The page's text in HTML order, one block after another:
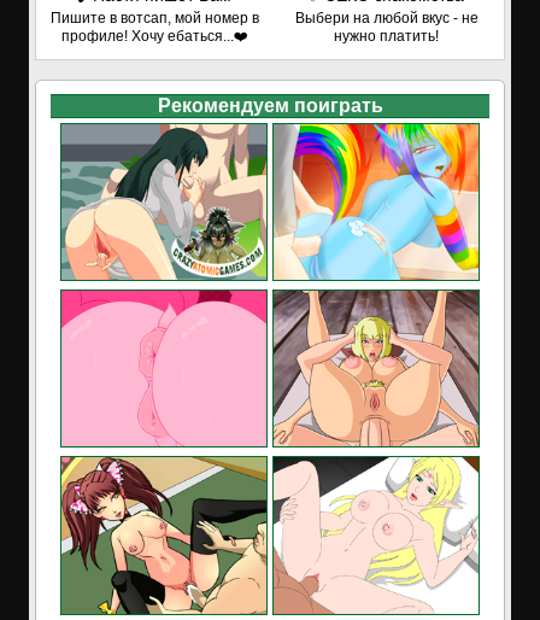
Пишите в вотсап, мой номер в
профиле! Хочу ебаться...❤️
Выбери на любой вкус - не
нужно платить!
Рекомендуем поиграть